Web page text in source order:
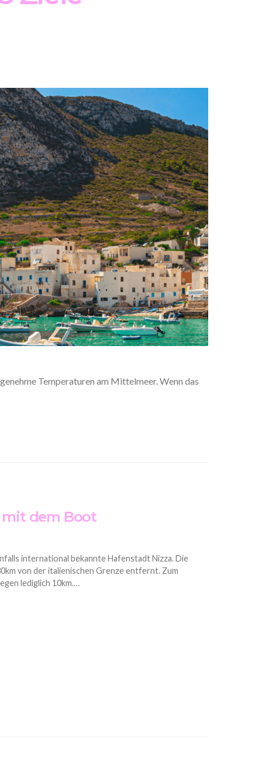
Temperaturen am Mittelmeer. Wenn das
mit dem Boot
international bekannte Hafenstadt Nizza. Die
von der italienischen Grenze entfernt. Zum
lediglich 10km.…